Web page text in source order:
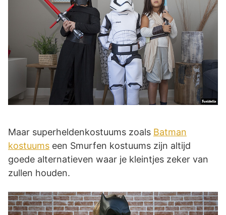
Maar superheldenkostuums zoals Batman
kostuums een Smurfen kostuums zijn altijd
goede alternatieven waar je kleintjes zeker van
zullen houden.